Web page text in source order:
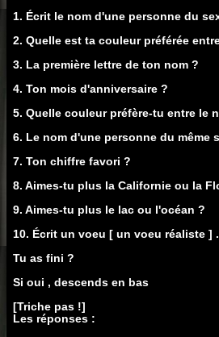
1. Écrit le nom d'une personne du
2. Quelle est ta couleur préférée
3. La première lettre de ton nom ?
4. Ton mois d'anniversaire ?
5. Quelle couleur préfère-tu entre le
6. Le nom d'une personne du même
7. Ton chiffre favori ?
8. Aimes-tu plus la Californie ou la
9. Aimes-tu plus le lac ou l'océan ?
10. Écrit un voeu [ un voeu réaliste ] .
Tu as fini ?
Si oui , descends en bas
[Triche pas !]
Les réponses :